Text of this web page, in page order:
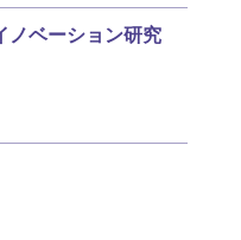
ノベーション研究